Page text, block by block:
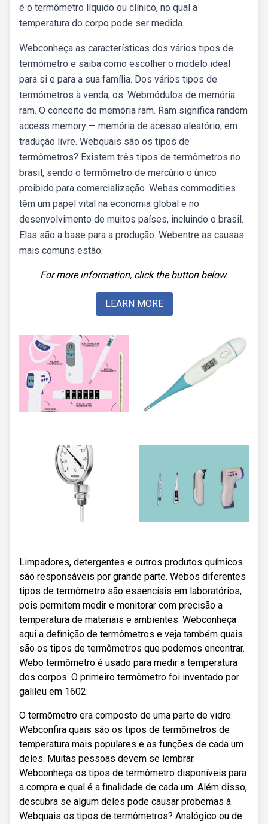
é o termômetro líquido ou clínico, no qual a
temperatura do corpo pode ser medida.
Webconheça as características dos vários tipos de
termómetro e saiba como escolher o modelo ideal
para si e para a sua família. Dos vários tipos de
termómetros à venda, os. Webmódulos de memória
ram. O conceito de memória ram. Ram significa random
access memory — memória de acesso aleatório, em
tradução livre. Webquais são os tipos de
termômetros? Existem três tipos de termômetros no
brasil, sendo o termômetro de mercúrio o único
proibido para comercialização. Webas commodities
têm um papel vital na economia global e no
desenvolvimento de muitos países, incluindo o brasil.
Elas são a base para a produção. Webentre as causas
mais comuns estão:
For more information, click the button below.
LEARN MORE
Limpadores, detergentes e outros produtos químicos
são responsáveis por grande parte. Webos diferentes
tipos de termômetro são essenciais em laboratórios,
pois permitem medir e monitorar com precisão a
temperatura de materiais e ambientes. Webconheça
aqui a definição de termômetros e veja também quais
são os tipos de termômetros que podemos encontrar.
Webo termômetro é usado para medir a temperatura
dos corpos. O primeiro termômetro foi inventado por
galileu em 1602.
O termômetro era composto de uma parte de vidro.
Webconfira quais são os tipos de termômetros de
temperatura mais populares e as funções de cada um
deles. Muitas pessoas devem se lembrar.
Webconheça os tipos de termômetro disponíveis para
a compra e qual é a finalidade de cada um. Além disso,
descubra se algum deles pode causar probemas à.
Webquais os tipos de termômetros? Analógico ou de